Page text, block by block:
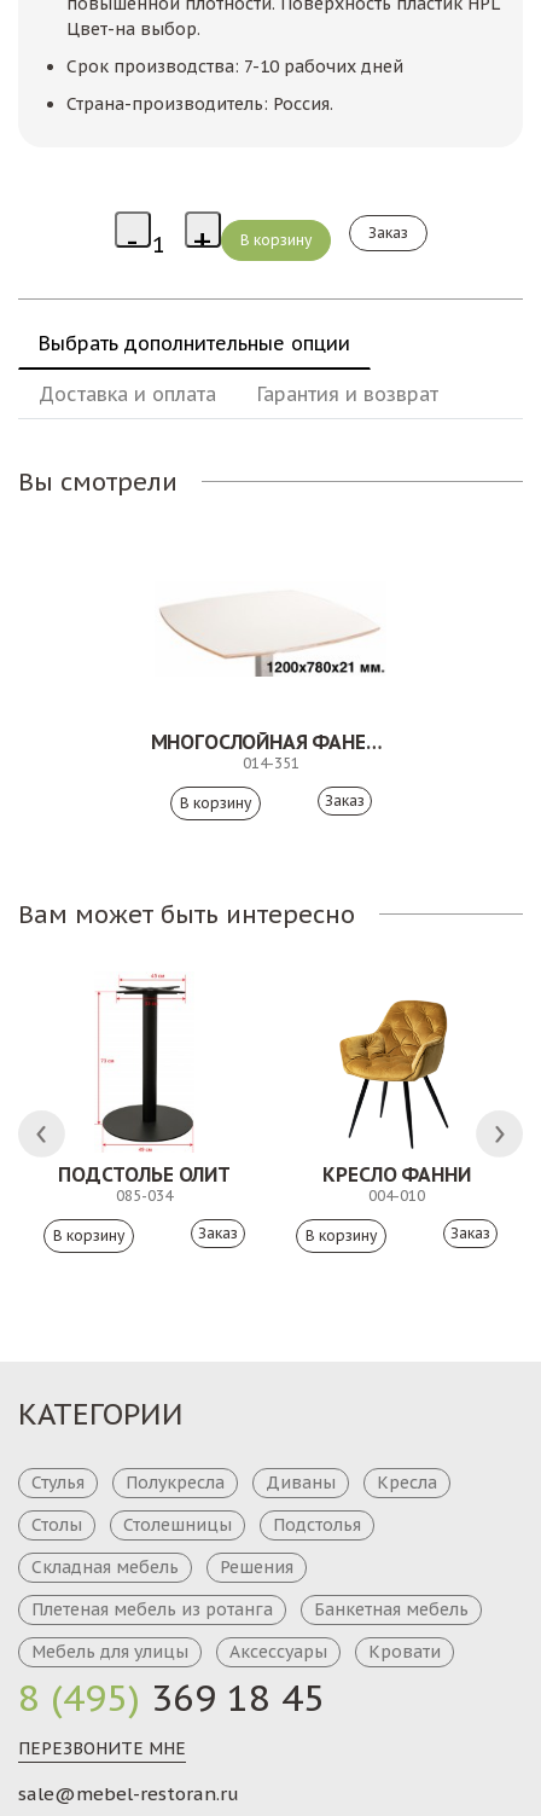
Цвет-на выбор.
Срок производства: 7-10 рабочих дней
Страна-производитель: Россия.
Заказ
Выбрать дополнительные опции
Доставка и оплата Гарантия и возврат
Вы смотрели
МНОГОСЛОЙНАЯ ФАНЕРА ПОКРЫТИЕ ПЛАСТИК 014-351
014-351
Заказ
Вам может быть интересно
ПОДСТОЛЬЕ ОЛИТ
085-034
Заказ
КРЕСЛО ФАННИ
004-010
Заказ
8 (495) 369 18 45
ПЕРЕЗВОНИТЕ МНЕ
sale@mebel-restoran.ru
КАТЕГОРИИ
Стулья Полукресла Диваны
Кресла
Столы
Столешницы
Подстолья
Складная мебель
Решения
Плетеная мебель из ротанга
Банкетная мебель
Мебель для улицы
Аксессуары Кровати